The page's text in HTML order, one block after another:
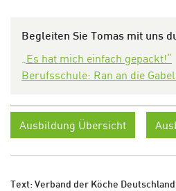
Begleiten Sie Tomas mit uns
„Es hat mich einfach gepackt!“
Berufsschule: Ran an die
Ausbildung Übersicht
Text: Verband der Köche